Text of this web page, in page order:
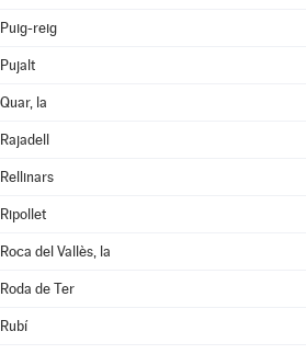
Puig-reig
Pujalt
Quar, la
Rajadell
Rellinars
Ripollet
Roca del Vallès, la
Roda de Ter
Rubí